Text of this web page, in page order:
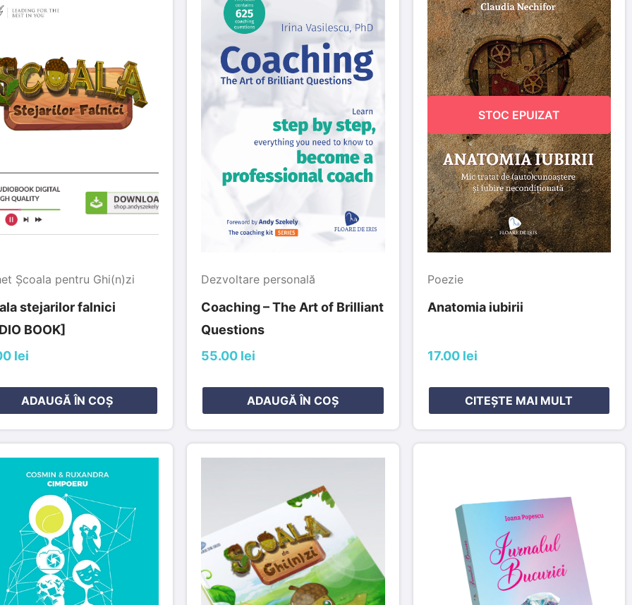
Școala pentru Ghi(n)zi
stejarilor falnici
BOOK]
lei
ADAUGĂ ÎN COȘ
Dezvoltare personală
Coaching – The Art of Brilliant
Questions
55.00 lei
ADAUGĂ ÎN COȘ
STOC EPUIZAT
Poezie
Anatomia iubirii
17.00 lei
CITEȘTE MAI MULT